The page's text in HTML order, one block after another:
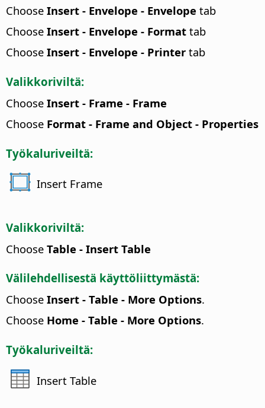
Choose Insert - Envelope - Envelope tab
Choose Insert - Envelope - Format tab
Choose Insert - Envelope - Printer tab
Valikkoriviltä:
Choose Insert - Frame - Frame
Choose Format - Frame and Object - Properties
Työkaluriveiltä:
Insert Frame
Valikkoriviltä:
Choose Table - Insert Table
Välilehdellisestä käyttöliittymästä:
Choose Insert - Table - More Options.
Choose Home - Table - More Options.
Työkaluriveiltä:
Insert Table